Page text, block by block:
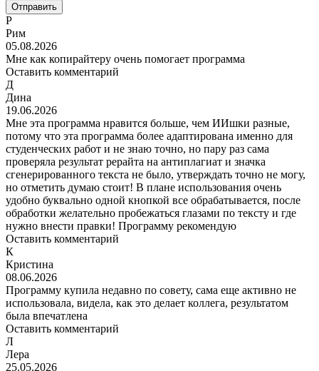
Отправить
Р
Рим
05.08.2026
Мне как копирайтеру очень помогает программа
Оставить комментарий
Д
Дина
19.06.2026
Мне эта программа нравится больше, чем ИИшки разные,
потому что эта программа более адаптирована именно для
студенческих работ и не знаю точно, но пару раз сама
проверяла результат рерайта на антиплагиат и значка
сгенерированного текста не было, утверждать точно не могу,
но отметить думаю стоит! В плане использования очень
удобно буквально одной кнопкой все обрабатывается, после
обработки желательно пробежаться глазами по тексту и где
нужно внести правки! Программу рекомендую
Оставить комментарий
К
Кристина
08.06.2026
Программу купила недавно по совету, сама еще активно не
использовала, видела, как это делает коллега, результатом
была впечатлена
Оставить комментарий
Л
Лера
25.05.2026